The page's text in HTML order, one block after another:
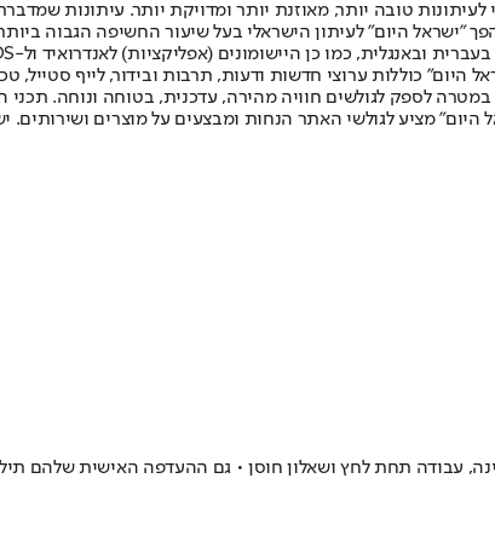
טובה יותר, מאוזנת יותר ומדויקת יותר. עיתונות
המהדורה המודפסת הראשונה פורסמה ב-30 ביולי 2007, וב-2010 הפך "ישראל היום" לעיתון
היום" כוללות ערוצי חדשות ודעות, תרבות ובידור, לייף סטייל,
במטרה לספק לגולשים חוויה מהירה, עדכנית, בטוחה ונוחה.
מציע לגולשי האתר הנחות ומבצעים על מוצרים
עבודה תחת לחץ ושאלון חוסן • גם ההעדפה האישית שלהם